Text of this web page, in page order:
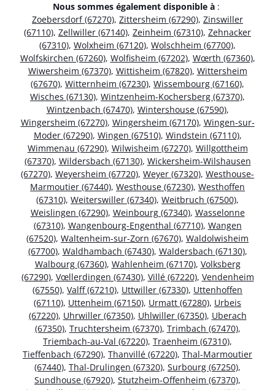
Nous sommes également disponible à :
Zoebersdorf (67270), Zittersheim (67290), Zinswiller
(67110), Zellwiller (67140), Zeinheim (67310), Zehnacker
(67310), Wolxheim (67120), Wolschheim (67700),
Wolfskirchen (67260), Wolfisheim (67202), Wœrth (67360),
Wiwersheim (67370), Wittisheim (67820), Wittersheim
(67670), Witternheim (67230), Wissembourg (67160),
Wisches (67130), Wintzenheim-Kochersberg (67370),
Wintzenbach (67470), Wintershouse (67590),
Wingersheim (67270), Wingersheim (67170), Wingen-sur-
Moder (67290), Wingen (67510), Windstein (67110),
Wimmenau (67290), Wilwisheim (67270), Willgottheim
(67370), Wildersbach (67130), Wickersheim-Wilshausen
(67270), Weyersheim (67720), Weyer (67320), Westhouse-
Marmoutier (67440), Westhouse (67230), Westhoffen
(67310), Weiterswiller (67340), Weitbruch (67500),
Weislingen (67290), Weinbourg (67340), Wasselonne
(67310), Wangenbourg-Engenthal (67710), Wangen
(67520), Waltenheim-sur-Zorn (67670), Waldolwisheim
(67700), Waldhambach (67430), Waldersbach (67130),
Walbourg (67360), Wahlenheim (67170), Volksberg
(67290), Vœllerdingen (67430), Villé (67220), Vendenheim
(67550), Valff (67210), Uttwiller (67330), Uttenhoffen
(67110), Uttenheim (67150), Urmatt (67280), Urbeis
(67220), Uhrwiller (67350), Uhlwiller (67350), Uberach
(67350), Truchtersheim (67370), Trimbach (67470),
Triembach-au-Val (67220), Traenheim (67310),
Tieffenbach (67290), Thanvillé (67220), Thal-Marmoutier
(67440), Thal-Drulingen (67320), Surbourg (67250),
Sundhouse (67920), Stutzheim-Offenheim (67370),